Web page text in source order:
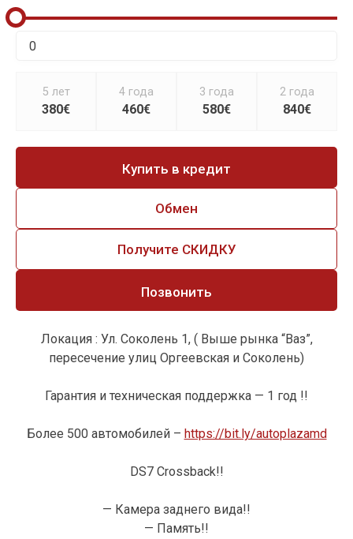
5 лет
380€
4 года
460€
3 года
580€
2 года
840€
Купить в кредит
Обмен
Получите СКИДКУ
Позвонить
Локация : Ул. Соколень 1, ( Выше рынка “Ваз”,
пересечение улиц Оргеевская и Соколень)
Гарантия и техническая поддержка — 1 год !!
Более 500 автомобилей – https://bit.ly/autoplazamd
DS7 Crossback!!
— Камера заднего вида!!
— Память!!